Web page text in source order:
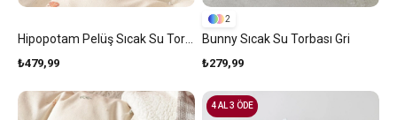
₺479,99
Bunny Sıcak Su Torbası Gri
₺279,99
2
4 AL 3 ÖDE